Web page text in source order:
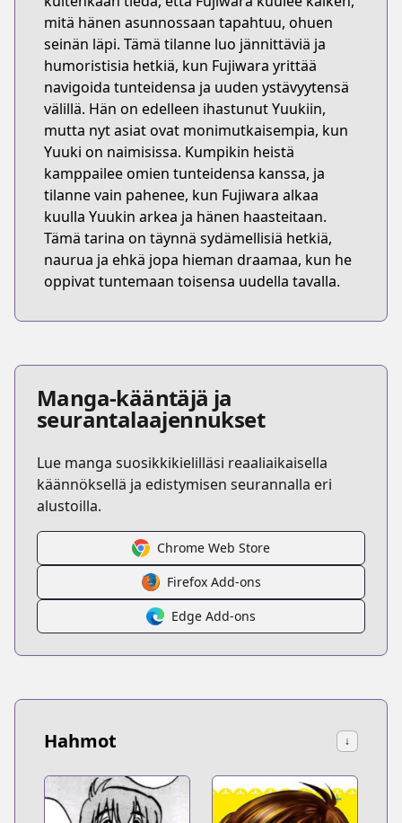
mitä hänen asunnossaan tapahtuu, ohuen
seinän läpi. Tämä tilanne luo jännittäviä ja
humoristisia hetkiä, kun Fujiwara yrittää
navigoida tunteidensa ja uuden ystävyytensä
välillä. Hän on edelleen ihastunut Yuukiin,
mutta nyt asiat ovat monimutkaisempia, kun
Yuuki on naimisissa. Kumpikin heistä
kamppailee omien tunteidensa kanssa, ja
tilanne vain pahenee, kun Fujiwara alkaa
kuulla Yuukin arkea ja hänen haasteitaan.
Tämä tarina on täynnä sydämellisiä hetkiä,
naurua ja ehkä jopa hieman draamaa, kun he
oppivat tuntemaan toisensa uudella tavalla.
Manga-kääntäjä ja
seurantalaajennukset
Lue manga suosikkikielilläsi reaaliaikaisella
käännöksellä ja edistymisen seurannalla eri
alustoilla.
Chrome Web Store
Firefox Add-ons
Edge Add-ons
Hahmot ↓